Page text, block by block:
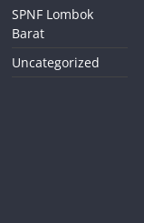
SPNF Lombok
Barat
Uncategorized